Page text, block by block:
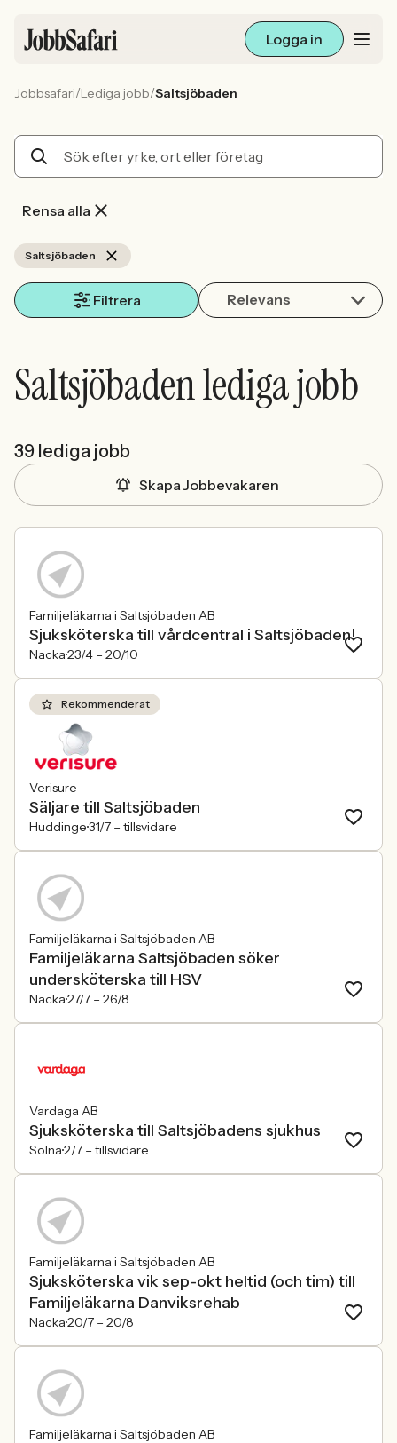
Logga in
Arbetsliv och karriär
Sök med AI
Jobbsafari/Lediga jobb/Saltsjöbaden
Rensa alla
Saltsjöbaden
Filtrera Relevans
Saltsjöbaden lediga jobb
39 lediga jobb
Skapa Jobbevakaren
Familjeläkarna i Saltsjöbaden AB
Sjuksköterska till vårdcentral i Saltsjöbaden!
Nacka23/4 – 20/10
Rekommenderat
Verisure
Säljare till Saltsjöbaden
Huddinge31/7 – tillsvidare
Familjeläkarna i Saltsjöbaden AB
Familjeläkarna Saltsjöbaden söker
undersköterska till HSV
Nacka27/7 – 26/8
Vardaga AB
Sjuksköterska till Saltsjöbadens sjukhus
Solna2/7 – tillsvidare
Familjeläkarna i Saltsjöbaden AB
Sjuksköterska vik sep-okt heltid (och tim) till
Familjeläkarna Danviksrehab
Nacka20/7 – 20/8
Familjeläkarna i Saltsjöbaden AB